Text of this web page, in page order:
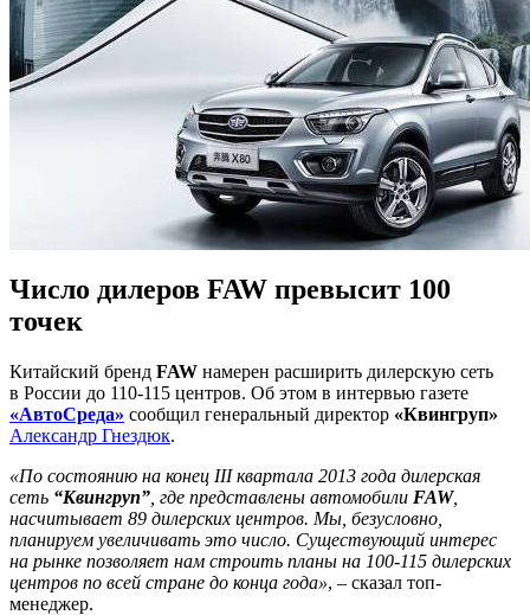
Число дилеров FAW превысит 100
точек
Китайский бренд FAW намерен расширить дилерскую сеть
в России до 110-115 центров. Об этом в интервью газете
«АвтоСреда» сообщил генеральный директор «Квингруп»
Александр Гнездюк.
«По состоянию на конец III квартала 2013 года дилерская
сеть “Квингруп” , где представлены автомобили FAW,
насчитывает 89 дилерских центров. Мы, безусловно,
планируем увеличивать это число. Существующий интерес
на рынке позволяет нам строить планы на 100-115 дилерских
центров по всей стране до конца года», – сказал топ-
менеджер.